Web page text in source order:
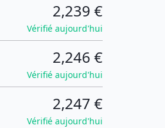
2,239 €
Vérifié aujourd'hui
2,246 €
Vérifié aujourd'hui
2,247 €
Vérifié aujourd'hui